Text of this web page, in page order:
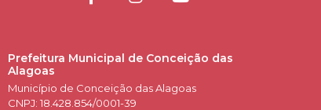
Prefeitura Municipal de Conceição das
Alagoas
Município de Conceição das Alagoas
CNPJ: 18.428.854/0001-39